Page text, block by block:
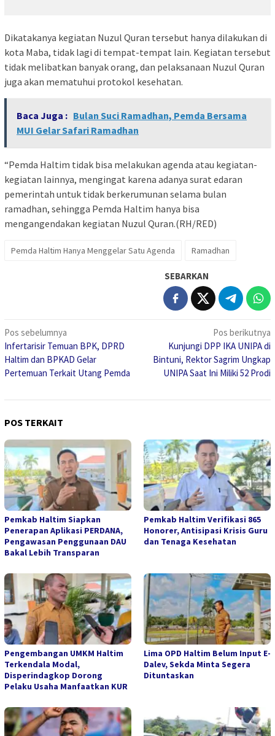
Dikatakanya kegiatan Nuzul Quran tersebut hanya dilakukan di
kota Maba, tidak lagi di tempat-tempat lain. Kegiatan tersebut
tidak melibatkan banyak orang, dan pelaksanaan Nuzul Quran
juga akan mematuhui protokol kesehatan.
Baca Juga : Bulan Suci Ramadhan, Pemda Bersama
MUI Gelar Safari Ramadhan
“Pemda Haltim tidak bisa melakukan agenda atau kegiatan-
kegiatan lainnya, mengingat karena adanya surat edaran
pemerintah untuk tidak berkerumunan selama bulan
ramadhan, sehingga Pemda Haltim hanya bisa
mengangendakan kegiatan Nuzul Quran.(RH/RED)
Pemda Haltim Hanya Menggelar Satu Agenda Ramadhan
SEBARKAN
Navigasi
pos
Pos sebelumnya
Infertarisir Temuan BPK, DPRD
Haltim dan BPKAD Gelar
Pertemuan Terkait Utang Pemda
Pos berikutnya
Kunjungi DPP IKA UNIPA di
Bintuni, Rektor Sagrim Ungkap
UNIPA Saat Ini Miliki 52 Prodi
POS TERKAIT
Pemkab Haltim Siapkan
Penerapan Aplikasi PERDANA,
Pengawasan Penggunaan DAU
Bakal Lebih Transparan
Pemkab Haltim Verifikasi 865
Honorer, Antisipasi Krisis Guru
dan Tenaga Kesehatan
Pengembangan UMKM Haltim
Terkendala Modal,
Disperindagkop Dorong
Pelaku Usaha Manfaatkan KUR
Lima OPD Haltim Belum Input E-
Dalev, Sekda Minta Segera
Dituntaskan